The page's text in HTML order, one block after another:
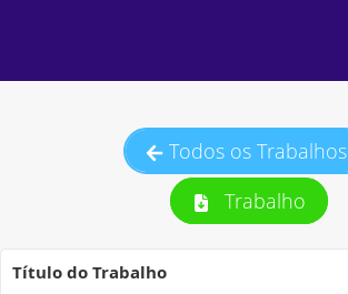
Todos os Trabalhos
Trabalho
Título do Trabalho